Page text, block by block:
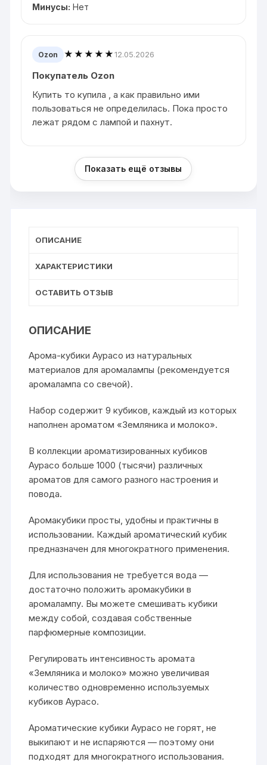
Минусы: Нет
Ozon ★★★★★12.05.2026
Покупатель Ozon
Купить то купила , а как правильно ими
пользоваться не определилась. Пока просто
лежат рядом с лампой и пахнут.
Показать ещё отзывы
ОПИСАНИЕ
ХАРАКТЕРИСТИКИ
ОСТАВИТЬ ОТЗЫВ
ОПИСАНИЕ
Арома-кубики Аурасо из натуральных
материалов для аромалампы (рекомендуется
аромалампа со свечой).
Набор содержит 9 кубиков, каждый из которых
наполнен ароматом «Земляника и молоко».
В коллекции ароматизированных кубиков
Аурасо больше 1000 (тысячи) различных
ароматов для самого разного настроения и
повода.
Аромакубики просты, удобны и практичны в
использовании. Каждый ароматический кубик
предназначен для многократного применения.
Для использования не требуется вода —
достаточно положить аромакубики в
аромалампу. Вы можете смешивать кубики
между собой, создавая собственные
парфюмерные композиции.
Регулировать интенсивность аромата
«Земляника и молоко» можно увеличивая
количество одновременно используемых
кубиков Аурасо.
Ароматические кубики Аурасо не горят, не
выкипают и не испаряются — поэтому они
подходят для многократного использования.